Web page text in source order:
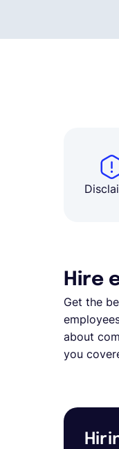
Hire
Get the
about
you